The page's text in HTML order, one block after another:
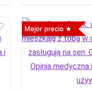
Mejor precio